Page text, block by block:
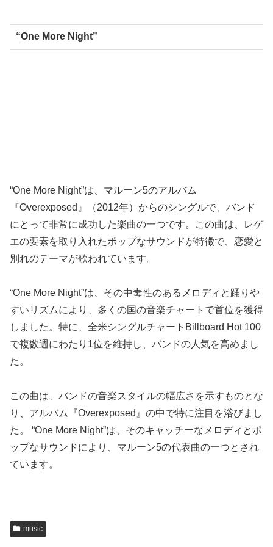
“One More Night”
“One More Night”は、マルーン5のアルバム
『Overexposed』（2012年）からのシングルで、バンド
にとって非常に成功した楽曲の一つです。この曲は、レゲ
エの要素を取り入れたポップなサウンドが特徴で、恋愛と
別れのテーマが歌われています。
“One More Night”は、その中毒性のあるメロディと踊りや
すいリズムにより、多くの国の音楽チャートで首位を獲得
しました。特に、全米シングルチャートBillboard Hot 100
で複数週にわたり1位を維持し、バンドの人気を高めまし
た。
この曲は、バンドの音楽スタイルの幅広さを示すものとな
り、アルバム『Overexposed』の中で特に注目を浴びまし
た。 “One More Night”は、そのキャッチーなメロディとポ
ップなサウンドにより、マルーン5の代表曲の一つとされ
ています。
music